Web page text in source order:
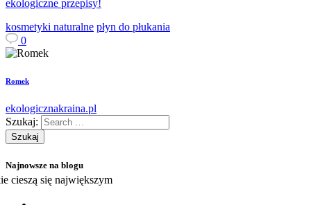
ekologiczne przepisy!
kosmetyki naturalne płyn do płukania
0
Romek
ekologicznakraina.pl
Szukaj:
Najnowsze na blogu